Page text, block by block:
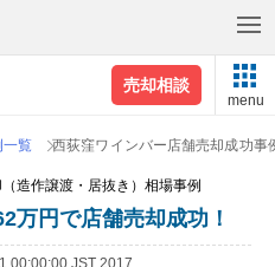
売却相談
menu
一覧 西荻窪ワインバー店舗売却成功事
造作譲渡・居抜き）相場事例
万円で店舗売却成功！
00:00:00 JST 2017